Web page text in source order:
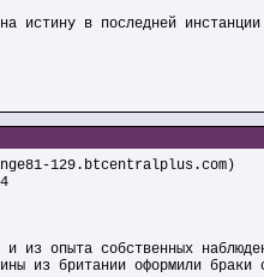
истину в последней
129.btcentralplus.com)
и из опыта собственных
из британии оформили